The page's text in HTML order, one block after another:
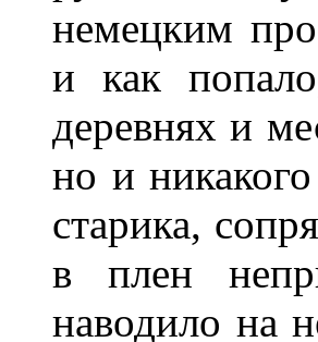
немецким
и как
деревнях и
но и
старика,
в плен
наводило на